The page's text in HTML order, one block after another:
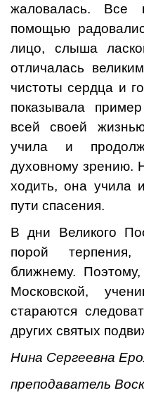
жаловалась.
помощью
лицо, слыша
отличалась
чистоты сердца и
показывала
всей своей
учила и
духовному зрению.
ходить, она учила
пути спасения.
В дни Великого
порой
ближнему.
Московской,
стараются
других святых
Нина Сергеевна
преподаватель